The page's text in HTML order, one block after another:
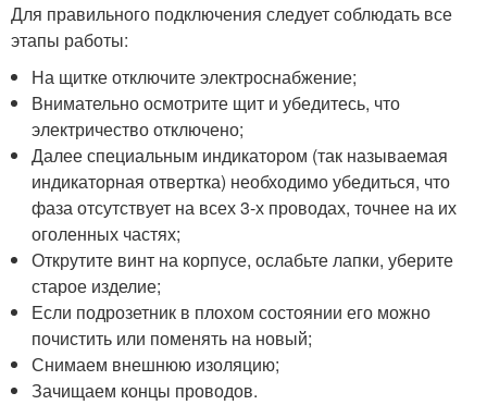
Для правильного подключения следует соблюдать все
этапы работы:
На щитке отключите электроснабжение;
Внимательно осмотрите щит и убедитесь, что
электричество отключено;
Далее специальным индикатором (так называемая
индикаторная отвертка) необходимо убедиться, что
фаза отсутствует на всех 3-х проводах, точнее на их
оголенных частях;
Открутите винт на корпусе, ослабьте лапки, уберите
старое изделие;
Если подрозетник в плохом состоянии его можно
почистить или поменять на новый;
Снимаем внешнюю изоляцию;
Зачищаем концы проводов.